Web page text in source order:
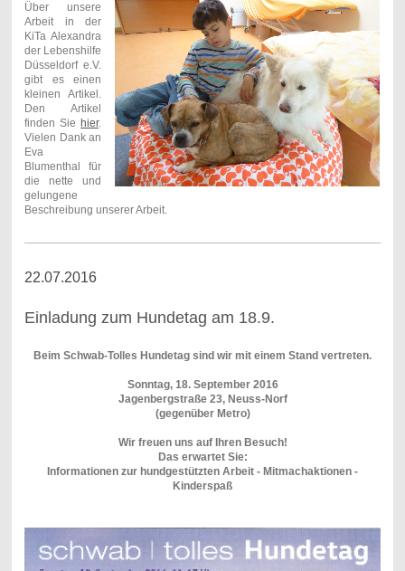
Über unsere
Arbeit in der
KiTa Alexandra
der Lebenshilfe
Düsseldorf e.V.
gibt es einen
kleinen Artikel.
Den Artikel
finden Sie hier.
Vielen Dank an
Eva
Blumenthal für
die nette und
gelungene
Beschreibung unserer Arbeit.
22.07.2016
Einladung zum Hundetag am 18.9.
Beim Schwab-Tolles Hundetag sind wir mit einem Stand vertreten.
Sonntag, 18. September 2016
Jagenbergstraße 23, Neuss-Norf
(gegenüber Metro)
Wir freuen uns auf Ihren Besuch!
Das erwartet Sie:
Informationen zur hundgestützten Arbeit - Mitmachaktionen -
Kinderspaß